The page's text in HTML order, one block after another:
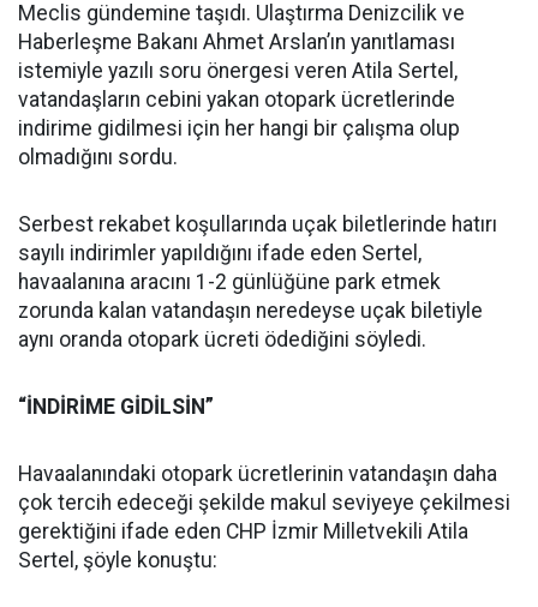
Meclis gündemine taşıdı. Ulaştırma Denizcilik ve
Haberleşme Bakanı Ahmet Arslan’ın yanıtlaması
istemiyle yazılı soru önergesi veren Atila Sertel,
vatandaşların cebini yakan otopark ücretlerinde
indirime gidilmesi için her hangi bir çalışma olup
olmadığını sordu.
Serbest rekabet koşullarında uçak biletlerinde hatırı
sayılı indirimler yapıldığını ifade eden Sertel,
havaalanına aracını 1-2 günlüğüne park etmek
zorunda kalan vatandaşın neredeyse uçak biletiyle
aynı oranda otopark ücreti ödediğini söyledi.
“İNDİRİME GİDİLSİN”
Havaalanındaki otopark ücretlerinin vatandaşın daha
çok tercih edeceği şekilde makul seviyeye çekilmesi
gerektiğini ifade eden CHP İzmir Milletvekili Atila
Sertel, şöyle konuştu: